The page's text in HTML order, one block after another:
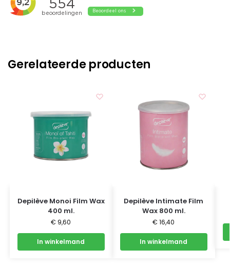
Gerelateerde producten
Depilève Monoi Film Wax
400 ml.
€ 9,60
In winkelmand
Depilève Intimate Film
Wax 800 ml.
€ 16,40
In winkelmand